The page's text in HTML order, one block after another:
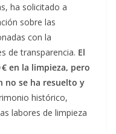
ha solicitado a
sobre las
con la
de transparencia. El
en la limpieza, pero
no se ha resuelto y
histórico,
labores de limpieza